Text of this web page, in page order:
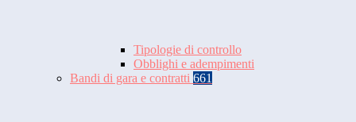
Tipologie di controllo
Obblighi e adempimenti
Bandi di gara e contratti 661